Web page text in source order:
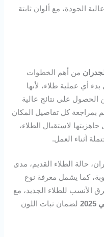
الجودة، مع ألوان ثابتة
من أهم الخطوات
بدء أي عملية طلاء، لأنها
الحصول على نتائج عالية
بمراجعة كل تفاصيل المكان
لاستقبال الطلاء،
أثناء العمل.
حالة الطلاء القديم، مدى
كما يشمل معرفة نوع
الأنسب للطلاء الجديد، مع
لضمان ثبات اللون